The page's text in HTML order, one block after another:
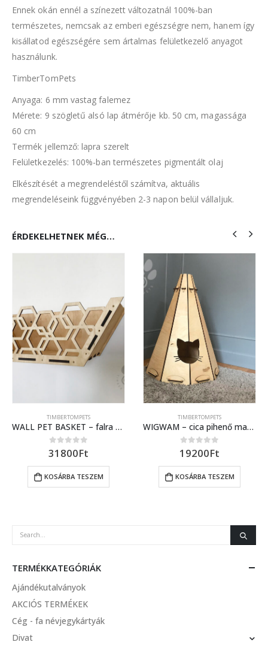
Ennek okán ennél a színezett változatnál 100%-ban
természetes, nemcsak az emberi egészségre nem, hanem így
kisállatod egészségére sem ártalmas felületkezelő anyagot
használunk.
TimberTomPets
Anyaga: 6 mm vastag falemez
Mérete: 9 szögletű alsó lap átmérője kb. 50 cm, magassága
60 cm
Termék jellemző: lapra szerelt
Felületkezelés: 100%-ban természetes pigmentált olaj
Elkészítését a megrendeléstől számítva, aktuális
megrendeléseink függvényében 2-3 napon belül vállaljuk.
ÉRDEKELHETNEK MÉG…
TIMBERTOMPETS
WALL PET BASKET – falra szerelhető fekhely macskáknak
0out of 5
31800Ft
KOSÁRBA TESZEM
TIMBERTOMPETS
WIGWAM – cica pihenő macskafej alakú bejárattal
0 out of 5
19200Ft
KOSÁRBA TESZEM
TERMÉKKATEGÓRIÁK
Ajándékutalványok
AKCIÓS TERMÉKEK
Cég - fa névjegykártyák
Divat